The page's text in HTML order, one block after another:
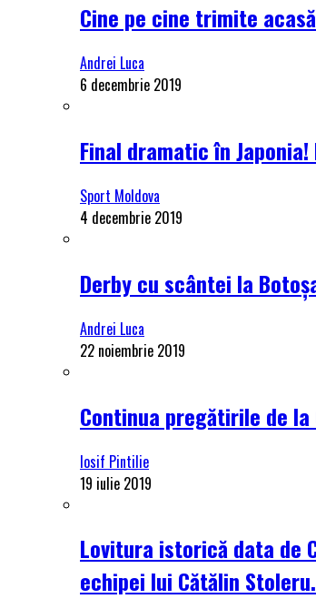
Cine pe cine trimite
Andrei Luca
6 decembrie 2019
Final dramatic în
Sport Moldova
4 decembrie 2019
Derby cu scântei la
Andrei Luca
22 noiembrie 2019
Continua pregătirile de
Iosif Pintilie
19 iulie 2019
Lovitura istorică data de
echipei lui Cătălin Stoleru.